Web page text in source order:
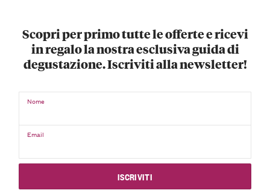
Scopri per primo tutte le offerte e ricevi
in regalo la nostra esclusiva guida di
degustazione. Iscriviti alla newsletter!
Nome
Email